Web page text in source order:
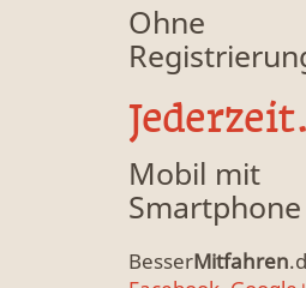
Ohne
Jederzeit.
Mobil mit
Smartphone
BesserMitfahren